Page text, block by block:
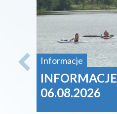
Informacje
INFORMACJE
06.08.2026